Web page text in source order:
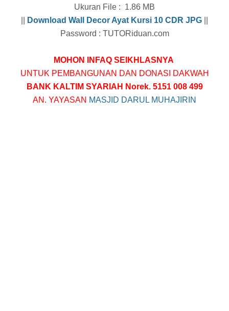
Ukuran File : 1.86 MB
Download Wall Decor Ayat Kursi 10 CDR JPG
Password : TUTORiduan.com
MOHON INFAQ SEIKHLASNYA
UNTUK PEMBANGUNAN DAN DONASI DAKWAH
BANK KALTIM SYARIAH Norek. 5151 008 499
AN. YAYASAN MASJID DARUL MUHAJIRIN